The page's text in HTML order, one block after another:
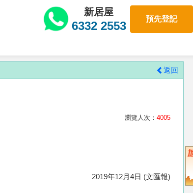
新居屋
6332 2553
預先登記
返回
瀏覽人次： 4005
2019年12月4日 (文匯報)